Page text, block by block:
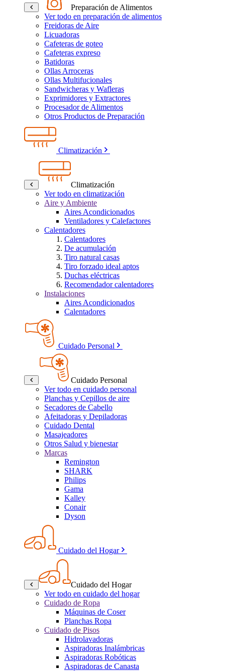
Preparación de Alimentos
Ver todo en preparación de alimentos
Freidoras de Aire
Licuadoras
Cafeteras de goteo
Cafeteras expreso
Batidoras
Ollas Arroceras
Ollas Multifucionales
Sandwicheras y Wafleras
Exprimidores y Extractores
Procesador de Alimentos
Otros Productos de Preparación
Climatización
Climatización
Ver todo en climatización
Aire y Ambiente
Aires Acondicionados
Ventiladores y Calefactores
Calentadores
Calentadores
De acumulación
Tiro natural casas
Tiro forzado ideal aptos
Duchas eléctricas
Recomendador calentadores
Instalaciones
Aires Acondicionados
Calentadores
Cuidado Personal
Cuidado Personal
Ver todo en cuidado personal
Planchas y Cepillos de aire
Secadores de Cabello
Afeitadoras y Depiladoras
Cuidado Dental
Masajeadores
Otros Salud y bienestar
Marcas
Remington
SHARK
Philips
Gama
Kalley
Conair
Dyson
Cuidado del Hogar
Cuidado del Hogar
Ver todo en cuidado del hogar
Cuidado de Ropa
Máquinas de Coser
Planchas Ropa
Cuidado de Pisos
Hidrolavadoras
Aspiradoras Inalámbricas
Aspiradoras Robóticas
Aspiradoras de Canasta